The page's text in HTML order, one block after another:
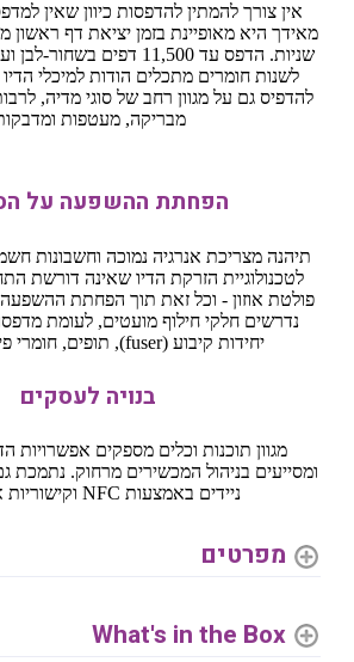
אין צורך להמתין להדפסות כיוון שאין
לשנות חומרים מתכלים הודות למיכלי הדיו
להדפיס גם על מגוון רחב של סוגי מדיה,
מבריקה, מעטפות
הפחתת ההשפעה על
תיהנה מצריכת אנרגיה נמוכה וחשבונות
לטכנולוגיית הזרקת הדיו שאינה דורשת
פולטת אוזון - וכל זאת תוך הפחתת
נדרשים חלקי חילוף מועטים, לעומת
יחידות קיבוע (fuser), תופים, חומרי פיתוח וכדומה.
בנויה לעסקים
מגוון תוכנות וכלים מספקים
ומסייעים בניהול המכשירים מרחוק. נתמכת
ניידים באמצעות NFC וקישוריות אלחוטית.
מפרטים
What's in the Box